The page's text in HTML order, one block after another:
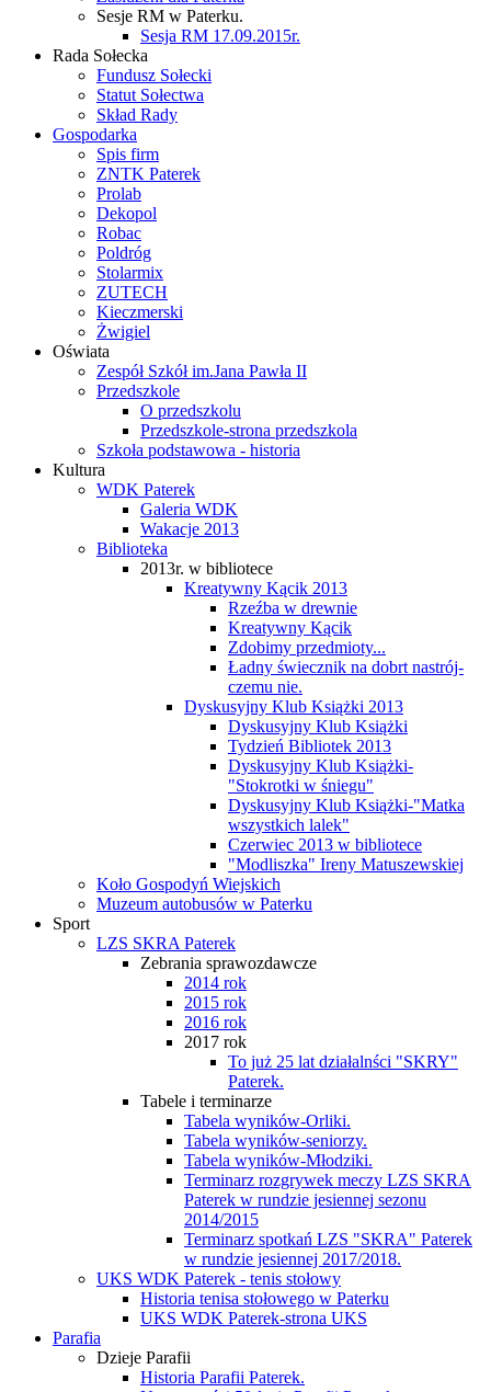
Sesje RM w Paterku.
Sesja RM 17.09.2015r.
Rada Sołecka
Fundusz Sołecki
Statut Sołectwa
Skład Rady
Gospodarka
Spis firm
ZNTK Paterek
Prolab
Dekopol
Robac
Poldróg
Stolarmix
ZUTECH
Kieczmerski
Żwigiel
Oświata
Zespół Szkół im.Jana Pawła II
Przedszkole
O przedszkolu
Przedszkole-strona przedszkola
Szkoła podstawowa - historia
Kultura
WDK Paterek
Galeria WDK
Wakacje 2013
Biblioteka
2013r. w bibliotece
Kreatywny Kącik 2013
Rzeźba w drewnie
Kreatywny Kącik
Zdobimy przedmioty...
Ładny świecznik na dobrt nastrój-
czemu nie.
Dyskusyjny Klub Książki 2013
Dyskusyjny Klub Książki
Tydzień Bibliotek 2013
Dyskusyjny Klub Książki-
"Stokrotki w śniegu"
Dyskusyjny Klub Książki-"Matka
wszystkich lalek"
Czerwiec 2013 w bibliotece
"Modliszka" Ireny Matuszewskiej
Koło Gospodyń Wiejskich
Muzeum autobusów w Paterku
Sport
LZS SKRA Paterek
Zebrania sprawozdawcze
2014 rok
2015 rok
2016 rok
2017 rok
To już 25 lat działalnści "SKRY"
Paterek.
Tabele i terminarze
Tabela wyników-Orliki.
Tabela wyników-seniorzy.
Tabela wyników-Młodziki.
Terminarz rozgrywek meczy LZS SKRA
Paterek w rundzie jesiennej sezonu
2014/2015
Terminarz spotkań LZS "SKRA" Paterek
w rundzie jesiennej 2017/2018.
UKS WDK Paterek - tenis stołowy
Historia tenisa stołowego w Paterku
UKS WDK Paterek-strona UKS
Parafia
Dzieje Parafii
Historia Parafii Paterek.